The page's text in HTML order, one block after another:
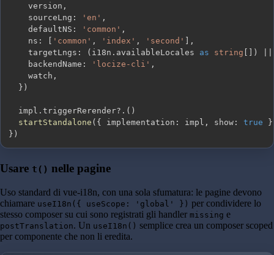
    version
,
    sourceLng
: 'en' ,
    defaultNS
: 'common' ,
    ns
: 'common' , 'index' , 'second'
,
    targetLngs
: ( i18n . availableLocales as string )
    backendName
: 'locize-cli' ,
    watch
,
} )
  impl
. triggerRerender?. ( )
startStandalone ( { implementation : impl , show : true }
} )
Usare t() nelle pagine
Uso standard di vue-i18n, con una sola sfumatura: le pagine devono
chiamare useI18n({ useScope: 'global' }) per condividere lo
stesso composer su cui sono registrati gli handler missing e
postTranslation. Un useI18n() semplice crea un composer scoped
per componente che non li eredita.